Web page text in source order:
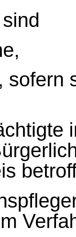
sofern